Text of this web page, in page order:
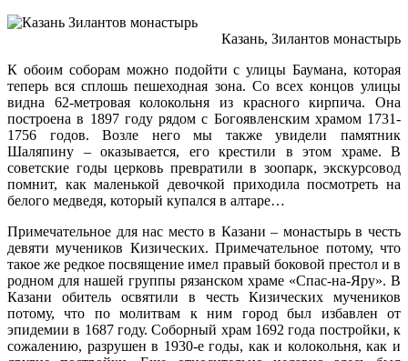
Казань, Зилантов монастырь
К обоим соборам можно подойти с улицы Баумана, которая
теперь вся сплошь пешеходная зона. Со всех концов улицы
видна 62-метровая колокольня из красного кирпича. Она
построена в 1897 году рядом с Богоявленским храмом 1731-
1756 годов. Возле него мы также увидели памятник
Шаляпину – оказывается, его крестили в этом храме. В
советские годы церковь превратили в зоопарк, экскурсовод
помнит, как маленькой девочкой приходила посмотреть на
белого медведя, который купался в алтаре…
Примечательное для нас место в Казани – монастырь в честь
девяти мучеников Кизических. Примечательное потому, что
такое же редкое посвящение имел правый боковой престол и в
родном для нашей группы рязанском храме «Спас-на-Яру». В
Казани обитель освятили в честь Кизических мучеников
потому, что по молитвам к ним город был избавлен от
эпидемии в 1687 году. Соборный храм 1692 года постройки, к
сожалению, разрушен в 1930-е годы, как и колокольня, как и